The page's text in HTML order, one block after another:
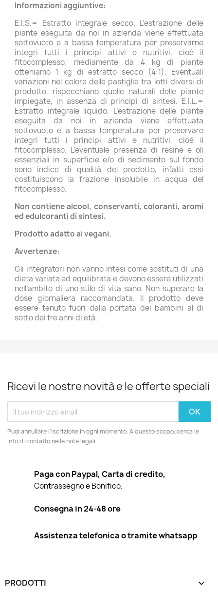
Informazioni aggiuntive:
E.I.S.= Estratto integrale secco. L’estrazione delle
piante eseguita da noi in azienda viene effettuata
sottovuoto e a bassa temperatura per preservarne
integri tutti i principi attivi e nutritivi, cioè il
fitocomplesso; mediamente da 4 kg di piante
otteniamo 1 kg di estratto secco (4:1). Eventuali
variazioni nel colore delle pastiglie tra lotti diversi di
prodotto, rispecchiano quelle naturali delle piante
impiegate, in assenza di principi di sintesi. E.I.L.=
Estratto integrale liquido. L’estrazione delle piante
eseguita da noi in azienda viene effettuata
sottovuoto e a bassa temperatura per preservare
integri tutti i principi attivi e nutritivi, cioè il
fitocomplesso. L’eventuale presenza di resine e oli
essenziali in superficie e/o di sedimento sul fondo
sono indice di qualità del prodotto, infatti essi
costituiscono la frazione insolubile in acqua del
fitocomplesso.
Non contiene alcool, conservanti, coloranti, aromi
ed edulcoranti di sintesi.
Prodotto adatto ai vegani.
Avvertenze:
Gli integratori non vanno intesi come sostituti di una
dieta variata ed equilibrata e devono essere utilizzati
nell’ambito di uno stile di vita sano. Non superare la
dose giornaliera raccomandata. Il prodotto deve
essere tenuto fuori dalla portata dei bambini al di
sotto dei tre anni di età.
Ricevi le nostre novità e le offerte speciali
Puoi annullare l'iscrizione in ogni momento. A questo scopo, cerca le
info di contatto nelle note legali.
Paga con Paypal, Carta di credito,
Contrassegno e Bonifico.
Consegna in 24-48 ore
Assistenza telefonica o tramite whatsapp
PRODOTTI 